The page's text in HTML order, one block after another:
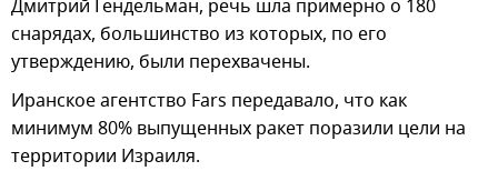
Дмитрий Гендельман, речь шла примерно о 180
снарядах, большинство из которых, по его
утверждению, были перехвачены.
Иранское агентство Fars передавало, что как
минимум 80% выпущенных ракет поразили цели на
территории Израиля.